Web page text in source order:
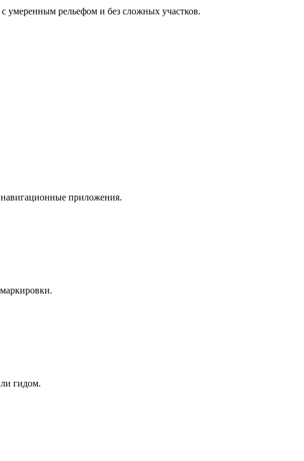
умеренным рельефом и без сложных участков.
приложения.
гидом.